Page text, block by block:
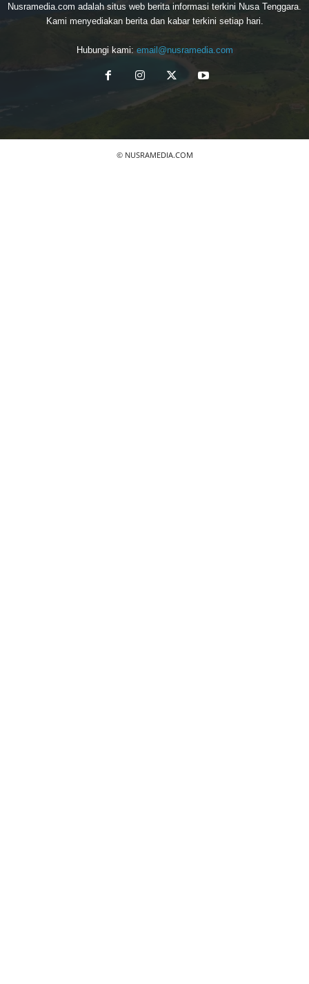
Nusramedia.com adalah situs web berita informasi terkini Nusa Tenggara.
Kami menyediakan berita dan kabar terkini setiap hari.
Hubungi kami: email@nusramedia.com
© NUSRAMEDIA.COM